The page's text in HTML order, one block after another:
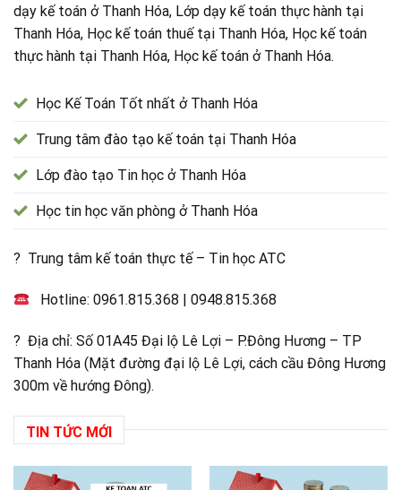
dạy kế toán ở Thanh Hóa, Lớp dạy kế toán thực hành tại
Thanh Hóa, Học kế toán thuế tại Thanh Hóa, Học kế toán
thực hành tại Thanh Hóa, Học kế toán ở Thanh Hóa.
Học Kế Toán Tốt nhất ở Thanh Hóa
Trung tâm đào tạo kế toán tại Thanh Hóa
Lớp đào tạo Tin học ở Thanh Hóa
Học tin học văn phòng ở Thanh Hóa
? Trung tâm kế toán thực tế – Tin học ATC
Hotline:0961.815.368 |0948.815.368
? Địa chỉ: Số 01A45 Đại lộ Lê Lợi – P.Đông Hương – TP
Thanh Hóa (Mặt đường đại lộ Lê Lợi, cách cầu Đông Hương
300m về hướng Đông).
TIN TỨC MỚI